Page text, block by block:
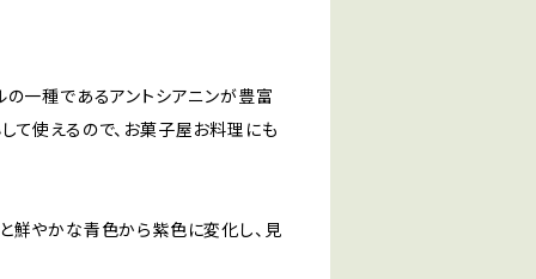
の一種であるアントシアニンが豊富
て使えるので、お菓子屋お料理にも
鮮やかな青色から紫色に変化し、見